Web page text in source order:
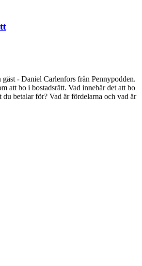
gäst - Daniel Carlenfors från Pennypodden.
att bo i bostadsrätt. Vad innebär det att bo
du betalar för? Vad är fördelarna och vad är